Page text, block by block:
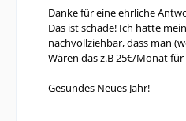
Danke für eine ehrliche
Das ist schade! Ich hatte
nachvollziehbar, dass man
Wären das z.B 25€/Monat
Gesundes Neues Jahr!